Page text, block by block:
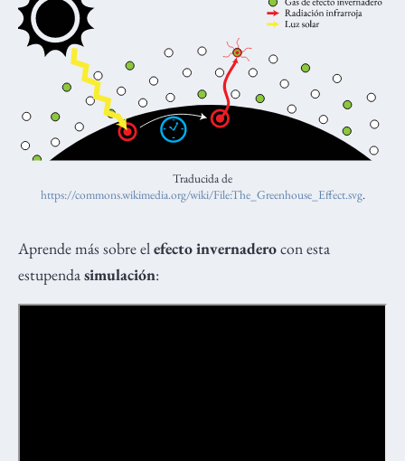
Traducida de
https://commons.wikimedia.org/wiki/File:The_Greenhouse_Effect.svg.
Aprende más sobre elefecto invernaderocon esta
estupendasimulación: